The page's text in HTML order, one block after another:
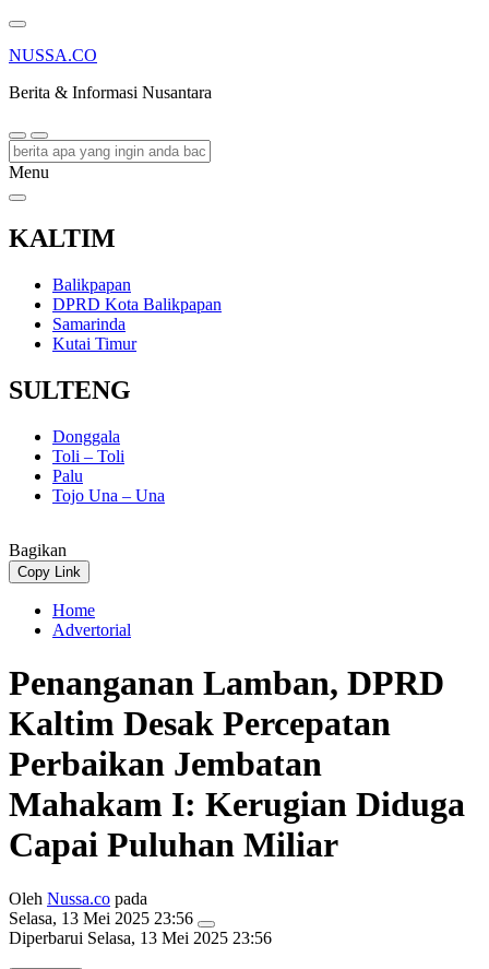
NUSSA.CO
Berita & Informasi Nusantara
Menu
KALTIM
Balikpapan
DPRD Kota Balikpapan
Samarinda
Kutai Timur
SULTENG
Donggala
Toli – Toli
Palu
Tojo Una – Una
Bagikan
Copy Link
Home
Advertorial
Penanganan Lamban, DPRD
Kaltim Desak Percepatan
Perbaikan Jembatan
Mahakam I: Kerugian Diduga
Capai Puluhan Miliar
Oleh Nussa.co pada
Selasa, 13 Mei 2025 23:56
Diperbarui Selasa, 13 Mei 2025 23:56